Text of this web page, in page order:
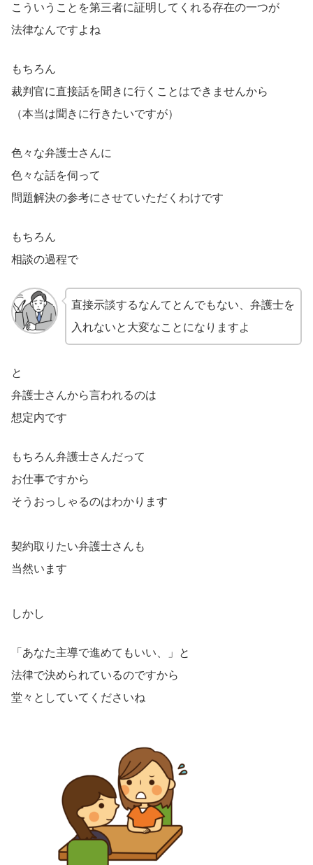
こういうことを第三者に証明してくれる存在の一つが
法律なんですよね
もちろん
裁判官に直接話を聞きに行くことはできませんから
（本当は聞きに行きたいですが）
色々な弁護士さんに
色々な話を伺って
問題解決の参考にさせていただくわけです
もちろん
相談の過程で
直接示談するなんてとんでもない、弁護士を
入れないと大変なことになりますよ
と
弁護士さんから言われるのは
想定内です
もちろん弁護士さんだって
お仕事ですから
そうおっしゃるのはわかります
契約取りたい弁護士さんも
当然います
しかし
「あなた主導で進めてもいい、」と
法律で決められているのですから
堂々としていてくださいね